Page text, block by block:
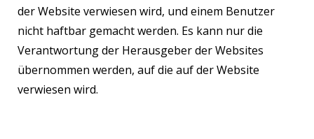
der Website verwiesen wird, und einem Benutzer
nicht haftbar gemacht werden. Es kann nur die
Verantwortung der Herausgeber der Websites
übernommen werden, auf die auf der Website
verwiesen wird.